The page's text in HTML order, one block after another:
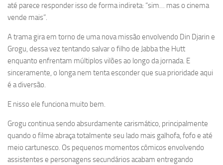
até parece responder isso de forma indireta: “sim… mas o cinema
vende mais”.
A trama gira em torno de uma nova missão envolvendo Din Djarin e
Grogu, dessa vez tentando salvar o filho de Jabba the Hutt
enquanto enfrentam múltiplos vilões ao longo da jornada. E
sinceramente, o longa nem tenta esconder que sua prioridade aqui
é a diversão.
E nisso ele funciona muito bem.
Grogu continua sendo absurdamente carismático, principalmente
quando o filme abraça totalmente seu lado mais galhofa, fofo e até
meio cartunesco. Os pequenos momentos cômicos envolvendo
assistentes e personagens secundários acabam entregando